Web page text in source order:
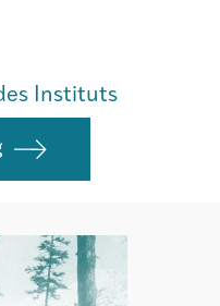
Instituts